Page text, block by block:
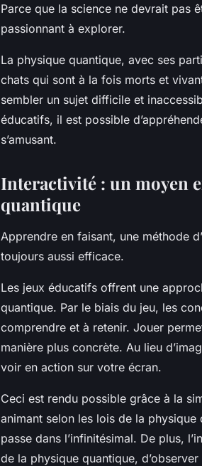
Parce que la science ne devrait pas
passionnant à explorer.
La physique quantique, avec ses
chats qui sont à la fois morts et
sembler un sujet difficile et
éducatifs, il est possible
s’amusant.
Interactivité : un moyen
quantique
Apprendre en faisant, une méthode
toujours aussi efficace.
Les jeux éducatifs offrent une
quantique. Par le biais du jeu, les
comprendre et à retenir. Jouer
manière plus concrète. Au lieu
voir en action sur votre écran.
Ceci est rendu possible grâce à la
animant selon les lois de la
passe dans l’infinitésimal. De plus,
de la physique quantique,